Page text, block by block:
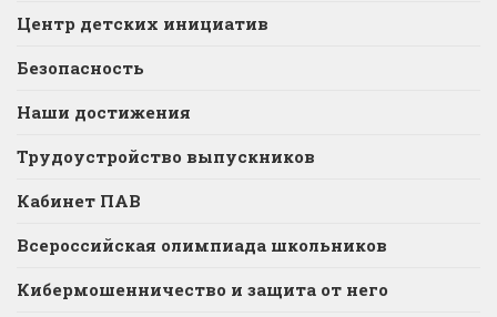
Центр детских инициатив
Безопасность
Наши достижения
Трудоустройство выпускников
Кабинет ПАВ
Всероссийская олимпиада школьников
Кибермошенничество и защита от него